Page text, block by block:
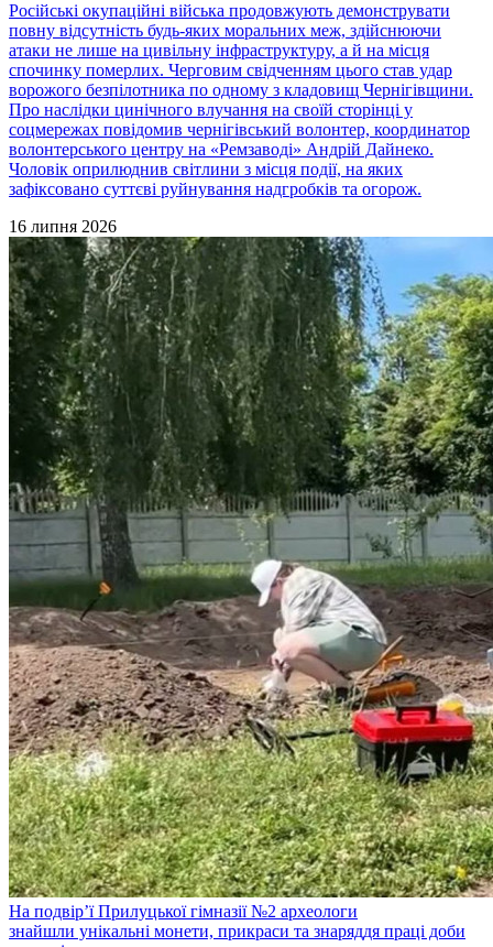
Російські окупаційні війська продовжують демонструвати
повну відсутність будь-яких моральних меж, здійснюючи
атаки не лише на цивільну інфраструктуру, а й на місця
спочинку померлих. Черговим свідченням цього став удар
ворожого безпілотника по одному з кладовищ Чернігівщини.
Про наслідки цинічного влучання на своїй сторінці у
соцмережах повідомив чернігівський волонтер, координатор
волонтерського центру на «Ремзаводі» Андрій Дайнеко.
Чоловік оприлюднив світлини з місця події, на яких
зафіксовано суттєві руйнування надгробків та огорож.
16 липня 2026
На подвір’ї Прилуцької гімназії №2 археологи
знайшли унікальні монети, прикраси та знаряддя праці доби